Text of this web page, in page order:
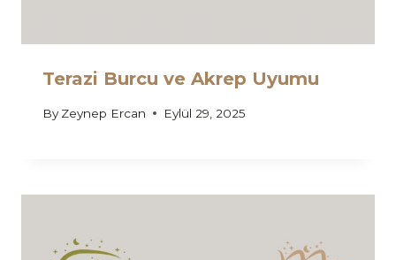
Terazi Burcu ve Akrep Uyumu
By Zeynep Ercan Eylül 29, 2025